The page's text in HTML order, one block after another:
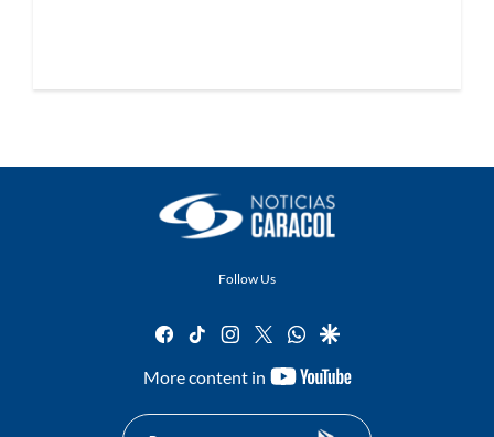
Follow Us
facebook
tiktok instagram
twitterwhatsapp
google
More content in
youtube-